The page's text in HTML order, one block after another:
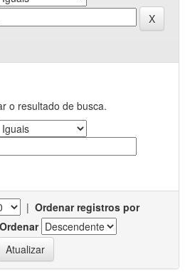
o resultado de busca.
| Ordenar registros por
Ordenar